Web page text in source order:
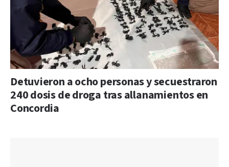
Detuvieron a ocho personas y secuestraron
240 dosis de droga tras allanamientos en
Concordia